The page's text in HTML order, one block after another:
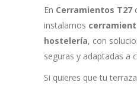
En Cerramientos T27
instalamos
hostelería, con
seguras y adaptadas a
Si quieres que tu